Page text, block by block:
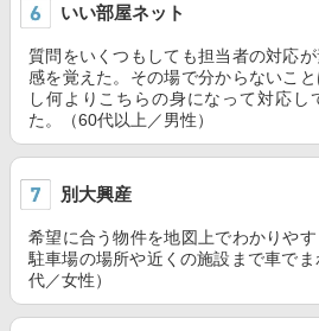
いい部屋ネット
質問をいくつもしても担当者の対応
感を覚えた。その場で分からないこ
し何よりこちらの身になって対応し
た。（60代以上／男性）
別大興産
希望に合う物件を地図上でわかりやす
駐車場の場所や近くの施設まで車で
代／女性）